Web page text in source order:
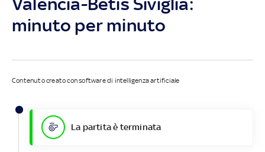
minuto per minuto
Contenuto creato con software di intelligenza artificiale
La partita è terminata